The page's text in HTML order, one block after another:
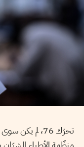
تحرّك 76، لم